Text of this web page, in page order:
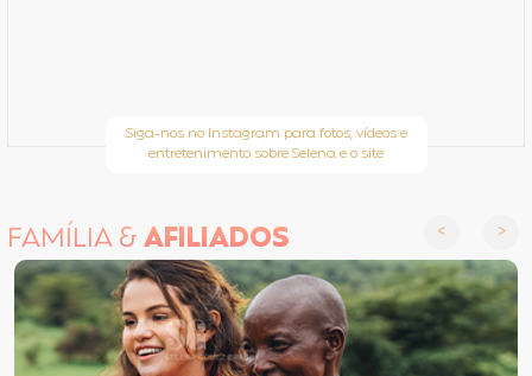
Siga-nos no Instagram para fotos, vídeos e
entretenimento sobre Selena e o site
FAMÍLIA &AFILIADOS